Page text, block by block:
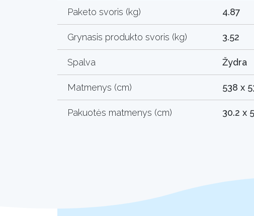
Paketo svoris (kg) 4.87
Grynasis produkto svoris (kg) 3.52
Spalva Žydra
Matmenys (cm) 538 x
Pakuotės matmenys (cm) 30.2 x